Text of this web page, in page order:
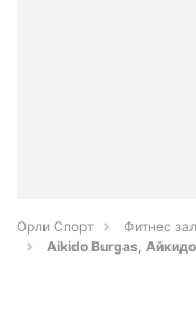
Орли Спорт
Фитнес
Aikido Burgas,